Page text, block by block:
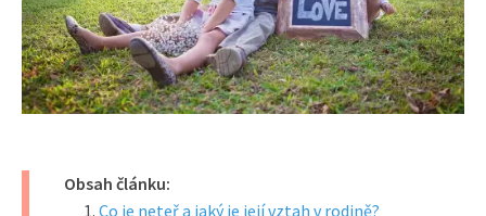
Obsah článku:
Co je neteř a jaký je její vztah v rodině?